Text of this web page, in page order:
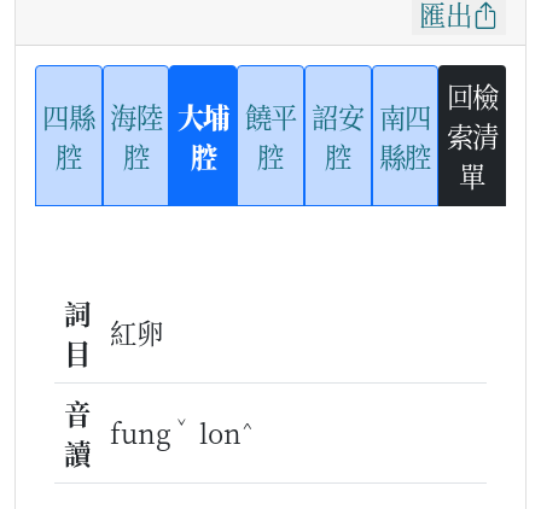
匯出
四縣
腔
海陸
腔
大埔
腔
饒平
腔
詔安
腔
南四
縣腔
回檢
索清
單
詞
目
紅卵
音
讀
fung ˇ lon^